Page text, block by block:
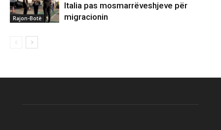
Rajon-Botë
Italia pas mosmarrëveshjeve për
migracionin